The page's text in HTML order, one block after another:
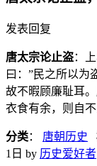
发表回复
唐太宗论止盗：
曰：”民之所以为
故不暇顾廉耻耳
衣食有余，则自
分类： 唐朝历史
1日 by 历史爱好者